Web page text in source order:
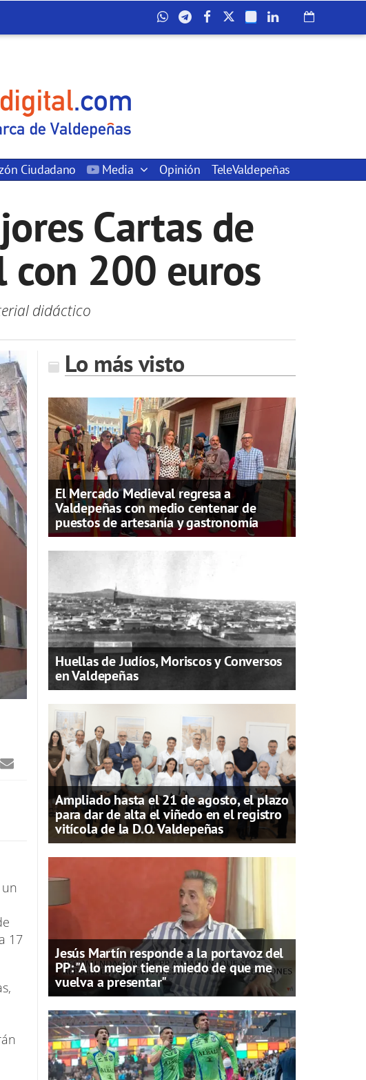
Ciudadano Media Opinión TeleValdepeñas
Cartas de
con 200 euros
didáctico
17
Lo más visto
El Mercado Medieval regresa a
Valdepeñas con medio centenar de
puestos de artesanía y gastronomía
Huellas de Judíos, Moriscos y Conversos
en Valdepeñas
Ampliado hasta el 21 de agosto, el plazo
para dar de alta el viñedo en el registro
vitícola de la D.O. Valdepeñas
Jesús Martín responde a la portavoz del
PP: "A lo mejor tiene miedo de que me
vuelva a presentar"